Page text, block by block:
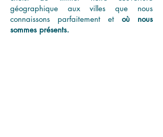
géographique aux villes que nous
connaissons parfaitement et où nous
sommes présents.